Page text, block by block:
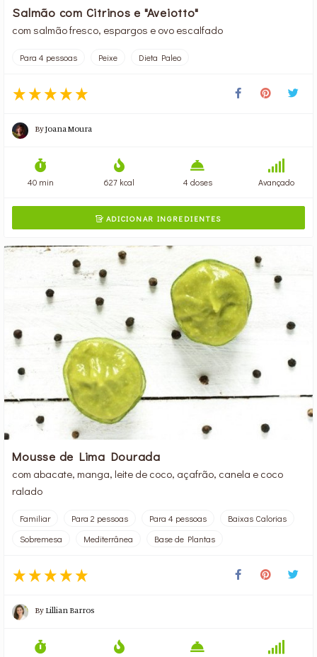
Salmão com Citrinos e "Aveiotto"
com salmão fresco, espargos e ovo escalfado
Para 4 pessoas Peixe Dieta Paleo
ByJoana Moura
40 min 627 kcal 4 doses Avançado
ADICIONAR INGREDIENTES
Mousse de Lima Dourada
com abacate, manga, leite de coco, açafrão, canela e coco
ralado
Familiar Para 2 pessoas Para 4 pessoas
Baixas Calorias
Sobremesa
Mediterrânea Base de Plantas
By Lillian Barros